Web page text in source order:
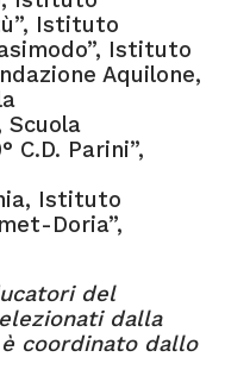
Istituto
Istituto
Aquilone,
Scuola
C.D. Parini”,
Istituto
Doria”,
del
dalla
coordinato dallo